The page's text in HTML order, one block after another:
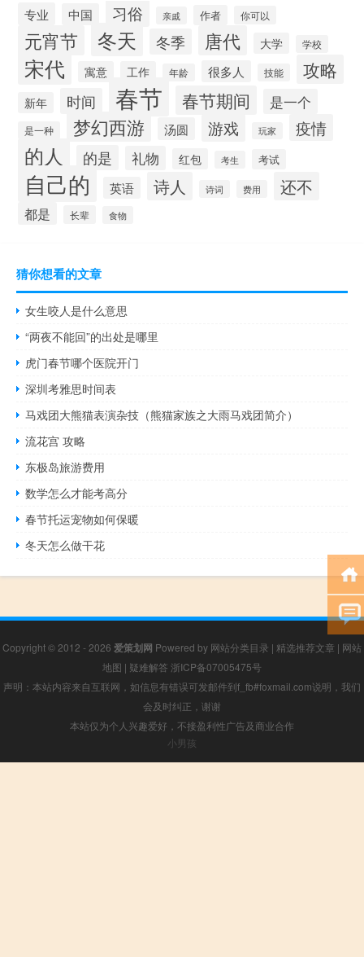
专业 中国 习俗 亲戚 作者 你可以
元宵节 冬天 冬季 唐代 大学 学校
宋代 寓意 工作 年龄 很多人 技能 攻略
新年 时间 春节 春节期间 是一个
是一种 梦幻西游 汤圆 游戏 玩家 疫情
的人 的是 礼物 红包 考生 考试
自己的 英语 诗人 诗词 费用 还不
都是 长辈 食物
猜你想看的文章
女生咬人是什么意思
“两夜不能回”的出处是哪里
虎门春节哪个医院开门
深圳考雅思时间表
马戏团大熊猫表演杂技（熊猫家族之大雨马戏团简介）
流花宫 攻略
东极岛旅游费用
数学怎么才能考高分
春节托运宠物如何保暖
冬天怎么做干花
Copyright © 2012 - 2026 爱策划网 Powered by 网站分类目录 | 精选推荐文章 | 网站
地图 | 疑难解答 浙ICP备07005475号
声明：本站内容来自互联网，如信息有错误可发邮件到f_fb#foxmail.com说明，我们
会及时纠正，谢谢
本站仅为个人兴趣爱好，不接盈利性广告及商业合作
小男孩